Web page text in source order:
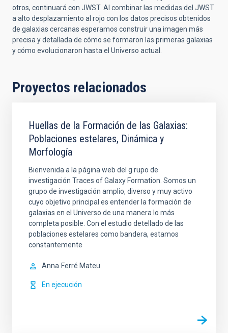
otros, continuará con JWST. Al combinar las medidas del JWST
a alto desplazamiento al rojo con los datos precisos obtenidos
de galaxias cercanas esperamos construir una imagen más
precisa y detallada de cómo se formaron las primeras galaxias
y cómo evolucionaron hasta el Universo actual.
Proyectos relacionados
Huellas de la Formación de las Galaxias:
Poblaciones estelares, Dinámica y
Morfología
Bienvenida a la página web del g rupo de
investigación Traces of Galaxy Formation. Somos un
grupo de investigación amplio, diverso y muy activo
cuyo objetivo principal es entender la formación de
galaxias en el Universo de una manera lo más
completa posible. Con el estudio detellado de las
poblaciones estelares como bandera, estamos
constantemente
Anna Ferré Mateu
En ejecución